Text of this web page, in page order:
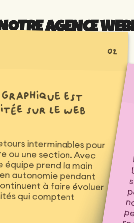
AGENCE
02
est
sur le web
interminables pour
ou une section. Avec
équipe prend la main
en autonomie pendant
à faire évoluer
qui comptent